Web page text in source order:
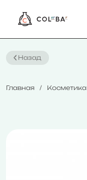
Назад
Главная Косметика